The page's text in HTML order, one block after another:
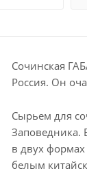
Сочинская
Россия. Он
Сырьем для
Заповедника.
в двух
белым